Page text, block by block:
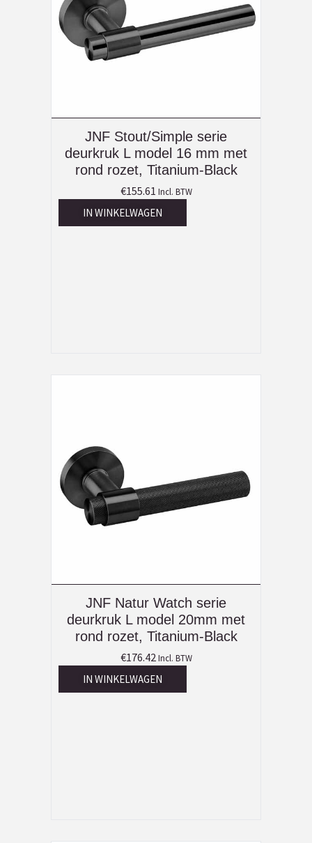
JNF Stout/Simple serie
deurkruk L model 16 mm met
rond rozet, Titanium-Black
€155.61 Incl. BTW
IN WINKELWAGEN
JNF Natur Watch serie
deurkruk L model 20mm met
rond rozet, Titanium-Black
€176.42 Incl. BTW
IN WINKELWAGEN